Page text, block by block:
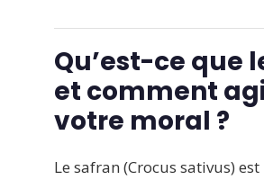
Qu’est-ce que
et comment
votre moral ?
Le safran (Crocus sativus)